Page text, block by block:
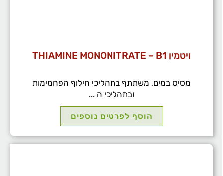
ויטמין THIAMINE MONONITRATE – B1
מסיס במים, משתתף בתהליכי חילוף הפחמימות
ובתהליכי ה ...
הוסף לפרטים נוספים